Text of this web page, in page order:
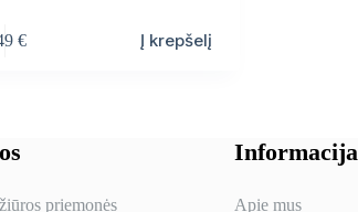
€ Į krepšelį
priemonės
Informacija
Apie mus